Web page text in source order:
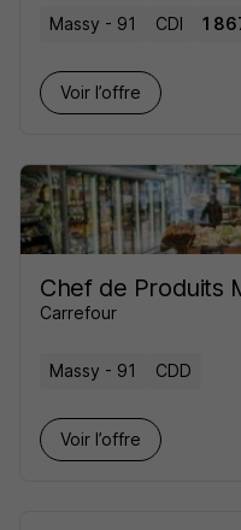
Massy - 91 CDI 1
Voir l’offre
Chef de Produits
Carrefour
Massy - 91 CDD
Voir l’offre